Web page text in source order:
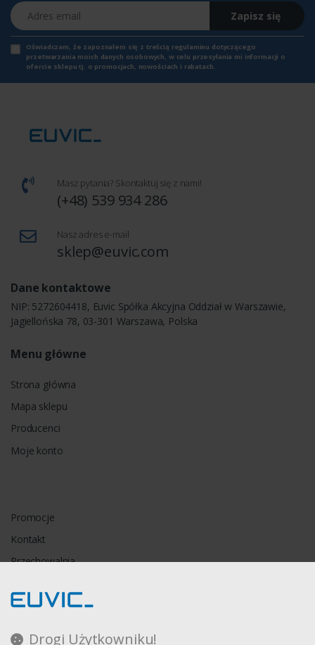
Drogi Użytkowniku!
Adres email
Zapisz się
Oświadczam, że zapoznałem się z treścią regulaminu dotyczącego
przetwarzania moich danych osobowych, w celu przesyłania mi informacji o
ofercie sklepu tj. o promocjach, nowościach i rabatach.
Masz pytania? Skontaktuj się z nami!
(+48) 539 934 286
Nasz adres e-mail
sklep@euvic.com
Dane kontaktowe
NIP: 5272604418, Euvic Spółka Akcyjna Oddział w Warszawie,
Jagiellońska 78, 03-301 Warszawa, Polska
Menu główne
Strona główna
Mapa sklepu
Producenci
Moje konto
Promocje
Kontakt
Przechowalnia